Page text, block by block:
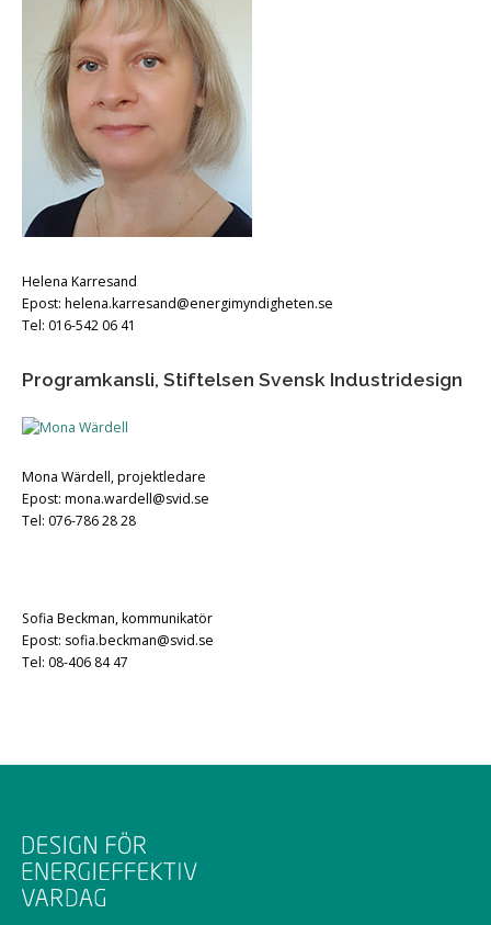
Helena Karresand
Epost: helena.karresand@energimyndigheten.se
Tel: 016-542 06 41
Programkansli, Stiftelsen Svensk Industridesign
Mona Wärdell, projektledare
Epost: mona.wardell@svid.se
Tel: 076-786 28 28
Sofia Beckman, kommunikatör
Epost: sofia.beckman@svid.se
Tel: 08-406 84 47